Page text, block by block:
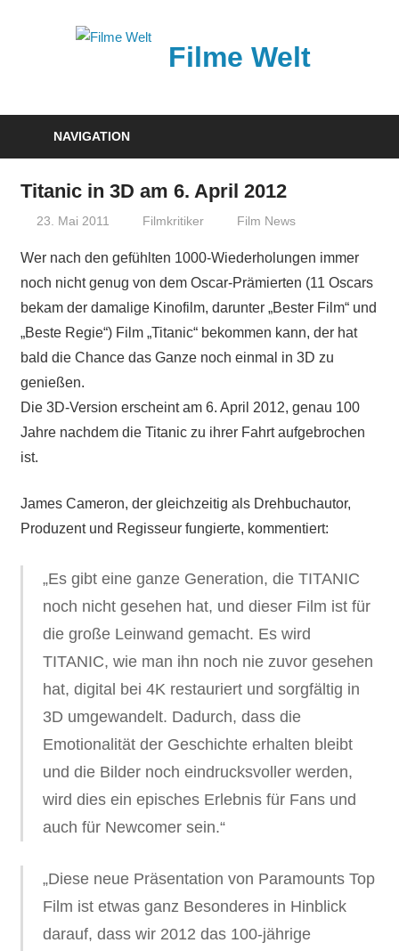
Filme Welt
aktuellen
Kinofilmen
NAVIGATION
Titanic in 3D am 6. April 2012
23. Mai 2011 Filmkritiker Film News
Wer nach den gefühlten 1000-Wiederholungen immer
noch nicht genug von dem Oscar-Prämierten (11 Oscars
bekam der damalige Kinofilm, darunter „Bester Film“ und
„Beste Regie“) Film „Titanic“ bekommen kann, der hat
bald die Chance das Ganze noch einmal in 3D zu
genießen.
Die 3D-Version erscheint am 6. April 2012, genau 100
Jahre nachdem die Titanic zu ihrer Fahrt aufgebrochen
ist.
James Cameron, der gleichzeitig als Drehbuchautor,
Produzent und Regisseur fungierte, kommentiert:
„Es gibt eine ganze Generation, die TITANIC
noch nicht gesehen hat, und dieser Film ist für
die große Leinwand gemacht. Es wird
TITANIC, wie man ihn noch nie zuvor gesehen
hat, digital bei 4K restauriert und sorgfältig in
3D umgewandelt. Dadurch, dass die
Emotionalität der Geschichte erhalten bleibt
und die Bilder noch eindrucksvoller werden,
wird dies ein episches Erlebnis für Fans und
auch für Newcomer sein.“
„Diese neue Präsentation von Paramounts Top
Film ist etwas ganz Besonderes in Hinblick
darauf, dass wir 2012 das 100-jährige